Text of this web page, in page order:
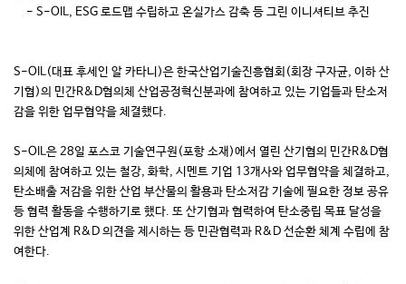
- S-OIL, ESG 로드맵 수립하고 온실가스 감축 등 그린 이니셔티브 추진
S-OIL(대표 후세인 알 카타니)은 한국산업기술진흥협회(회장 구자균, 이하 산
기협)의 민간R&D협의체 산업공정혁신분과에 참여하고 있는 기업들과 탄소저
감을 위한 업무협약을 체결했다.
S-OIL은 28일 포스코 기술연구원(포항 소재)에서 열린 산기협의 민간R&D협
의체에 참여하고 있는 철강, 화학, 시멘트 기업 13개사와 업무협약을 체결하고,
탄소배출 저감을 위한 산업 부산물의 활용과 탄소저감 기술에 필요한 정보 공유
등 협력 활동을 수행하기로 했다. 또 산기협과 협력하여 탄소중립 목표 달성을
위한 산업계 R&D 의견을 제시하는 등 민관협력과 R&D 선순환 체계 수립에 참
여한다.